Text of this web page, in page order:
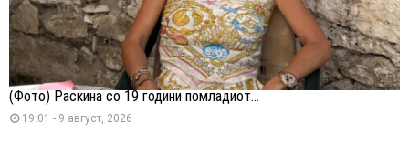
(Фото) Раскина со 19 години помладиот...
19:01 - 9 август, 2026